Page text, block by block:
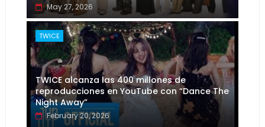
May 27, 2026
TWICE
TWICE alcanza las 400 millones de
reproducciones en YouTube con “Dance The
Night Away”
February 20, 2026